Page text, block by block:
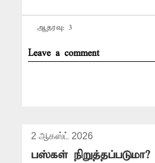
ஆதரவு: 3
Leave a comment
2 ஆகஸ்ட் 2026
பஸ்கள் நிறுத்தப்படுமா?